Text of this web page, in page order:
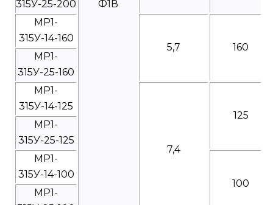
Ф1В
315У-25-200
МР1-
315У-14-160
5,7 160
МР1-
315У-25-160
МР1-
315У-14-125
7,4
125
МР1-
315У-25-125
МР1-
315У-14-100
100
МР1-